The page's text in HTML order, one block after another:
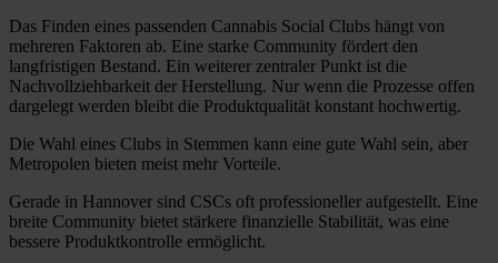
Das Finden eines passenden Cannabis Social Clubs hängt von
mehreren Faktoren ab. Eine starke Community fördert den
langfristigen Bestand. Ein weiterer zentraler Punkt ist die
Nachvollziehbarkeit der Herstellung. Nur wenn die Prozesse offen
dargelegt werden bleibt die Produktqualität konstant hochwertig.
Die Wahl eines Clubs in Stemmen kann eine gute Wahl sein, aber
Metropolen bieten meist mehr Vorteile.
Gerade in Hannover sind CSCs oft professioneller aufgestellt. Eine
breite Community bietet stärkere finanzielle Stabilität, was eine
bessere Produktkontrolle ermöglicht.